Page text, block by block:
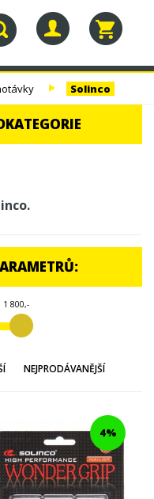
TENISOVÉ
TENISOVÉ
Solinco
1 800,-
NEJPRODÁVANĚJŠÍ
4%